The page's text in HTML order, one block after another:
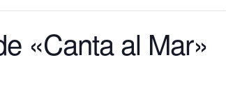
«Canta al Mar»